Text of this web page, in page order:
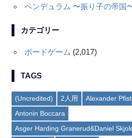
ペンデュラム 〜振り子の帝国
カテゴリー
ボードゲーム (2,017)
TAGS
(Uncredited) 2人用 Alexander
Antonin Boccara
Asger Harding Granerud&Daniel